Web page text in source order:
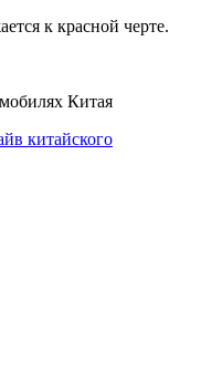
к красной черте.
китайского